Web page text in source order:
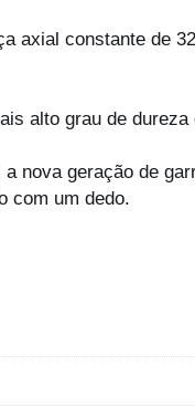
axial constante de
alto grau de
nova geração de
com um dedo.